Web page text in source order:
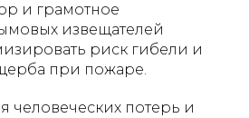
и грамотное
извещателей
риск гибели и
при пожаре.
человеческих потерь и